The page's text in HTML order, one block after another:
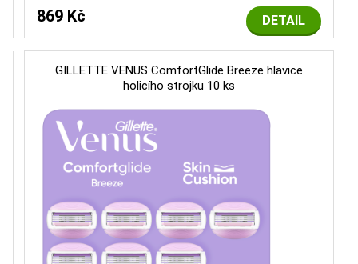
DETAIL
869 Kč
GILLETTE VENUS ComfortGlide Breeze hlavice
holicího strojku 10 ks